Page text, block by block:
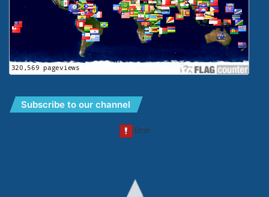
Subscribe to our channel